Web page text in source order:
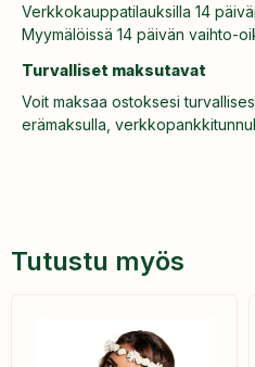
Verkkokauppatilauksilla 14
Myymälöissä 14 päivän vaihto-
Turvalliset maksutavat
Voit maksaa ostoksesi
erämaksulla,
Tutustu myös